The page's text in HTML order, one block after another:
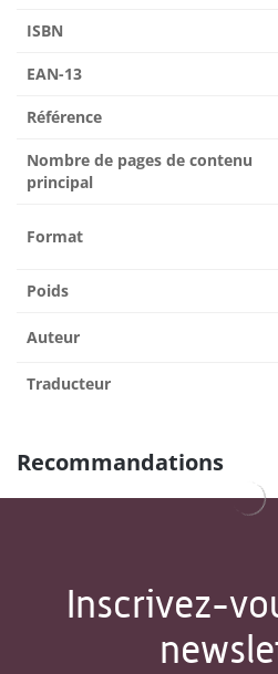
ISBN
EAN-13
Référence
Nombre de pages de contenu
principal
Format
Poids
Auteur
Traducteur
Recommandations
Inscrivez-